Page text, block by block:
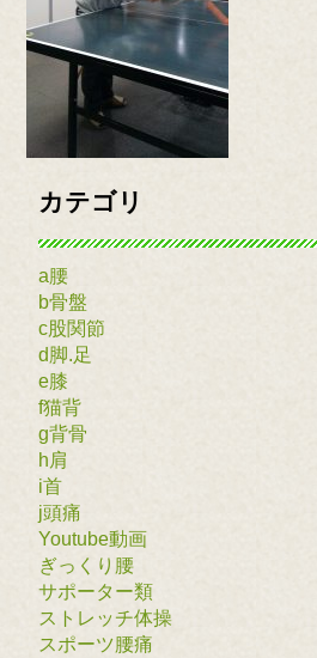
カテゴリ
a腰
b骨盤
c股関節
d脚.足
e膝
f猫背
g背骨
h肩
i首
j頭痛
Youtube動画
ぎっくり腰
サポーター類
ストレッチ体操
スポーツ腰痛